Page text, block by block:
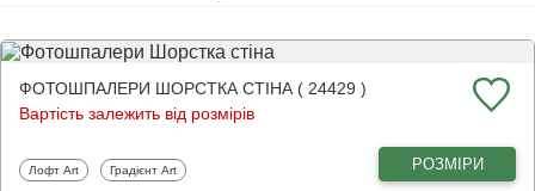
ФОТОШПАЛЕРИ ШОРСТКА СТІНА ( 24429 )
Вартість залежить від розмірів
Фотошпалери
Лофт Art Фотошпалери
Градієнт Art РОЗМІРИ